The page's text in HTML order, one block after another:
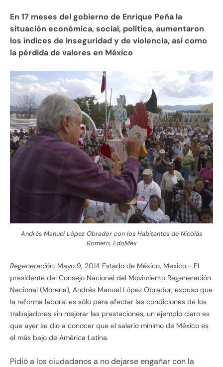
En 17 meses del gobierno de Enrique Peña la
situación económica, social, política, aumentaron
los índices de inseguridad y de violencia, así como
la pérdida de valores en México
Andrés Manuel López Obrador con los Habitantes de Nicolás
Romero, EdoMex
Regeneración. Mayo 9, 2014 Estado de México, Mexico.- El
presidente del Consejo Nacional del Movimiento Regeneración
Nacional (Morena), Andrés Manuel López Obrador, expuso que
la reforma laboral es sólo para afectar las condiciones de los
trabajadores sin mejorar las prestaciones, un ejemplo claro es
que ayer se dio a conocer que el salario mínimo de México es
el más bajo de América Latina.
Pidió a los ciudadanos a no dejarse engañar con la